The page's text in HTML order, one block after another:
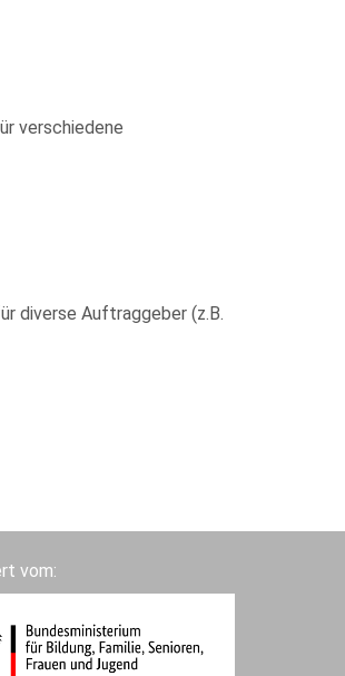
verschiedene
diverse Auftraggeber (z.B.
vom: